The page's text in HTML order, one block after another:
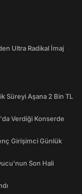
Ultra Radikal İmaj
Süreyi Aşana 2 Bin TL
Verdiği Konserde
Girişimci Günlük
Son Hali